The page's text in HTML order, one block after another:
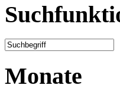
Monate